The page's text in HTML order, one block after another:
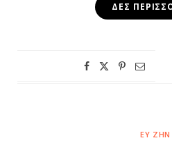
ΔΕΣ
ΕΥ ΖΗΝ